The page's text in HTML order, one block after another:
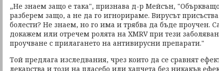
„Не знаем защо е така", признава д-р Мейсън,
разберем защо, а не да го игнорираме. Вирусът
болести? Не знаем, но го има и трябва да бъде проучен.
докажем или отречем ролята на XMRV при тези
проучване с прилагането на антивирусни препарати."
Той предлага изследвания, чрез които да се сравнят
лекарства и този на пласебо или хапчета без никакъв